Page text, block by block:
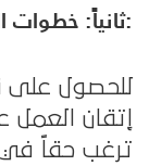
ثانياً: خطوات:
للحصول على
إتقان
ترغب حقاً في